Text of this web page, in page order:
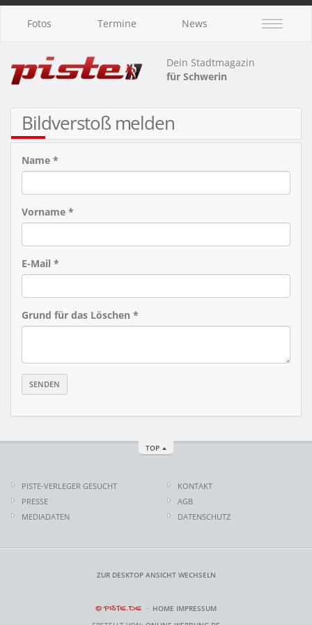
Fotos Termine News
Dein Stadtmagazin
für Schwerin
Bildverstoß melden
Name *
Vorname *
E-Mail *
Grund für das Löschen *
TOP
PISTE-VERLEGER GESUCHT
PRESSE
MEDIADATEN
KONTAKT
AGB
DATENSCHUTZ
ZUR DESKTOP ANSICHT WECHSELN
© PISTE.DE HOME IMPRESSUM